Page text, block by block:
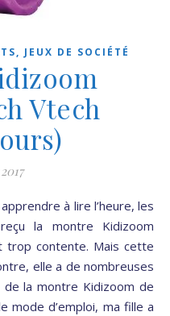
JEUX DE SOCIÉTÉ
Vtech
la montre Kidizoom
trop contente. Mais cette
elle a de nombreuses
la montre Kidizoom de
mode d’emploi, ma fille a